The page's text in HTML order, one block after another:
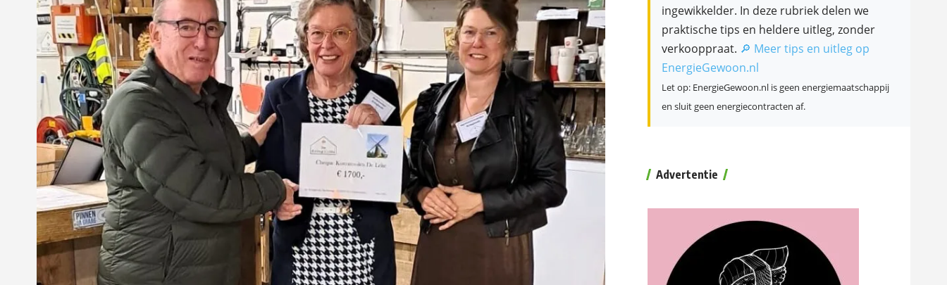
ingewikkelder. In deze rubriek delen we
praktische tips en heldere uitleg, zonder
verkooppraat. 🔎 Meer tips en uitleg op
EnergieGewoon.nl
Let op: EnergieGewoon.nl is geen energiemaatschappij
en sluit geen energiecontracten af.
Advertentie